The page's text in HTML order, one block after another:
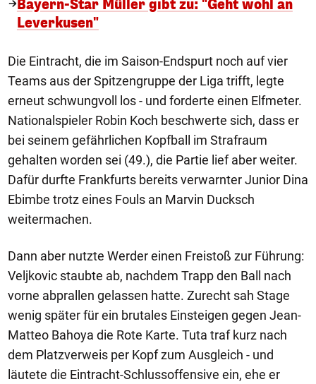
Bayern-Star Müller gibt zu: "Geht wohl an
Leverkusen"
Die Eintracht, die im Saison-Endspurt noch auf vier
Teams aus der Spitzengruppe der Liga trifft, legte
erneut schwungvoll los - und forderte einen Elfmeter.
Nationalspieler Robin Koch beschwerte sich, dass er
bei seinem gefährlichen Kopfball im Strafraum
gehalten worden sei (49.), die Partie lief aber weiter.
Dafür durfte Frankfurts bereits verwarnter Junior Dina
Ebimbe trotz eines Fouls an Marvin Ducksch
weitermachen.
Dann aber nutzte Werder einen Freistoß zur Führung:
Veljkovic staubte ab, nachdem Trapp den Ball nach
vorne abprallen gelassen hatte. Zurecht sah Stage
wenig später für ein brutales Einsteigen gegen Jean-
Matteo Bahoya die Rote Karte. Tuta traf kurz nach
dem Platzverweis per Kopf zum Ausgleich - und
läutete die Eintracht-Schlussoffensive ein, ehe er